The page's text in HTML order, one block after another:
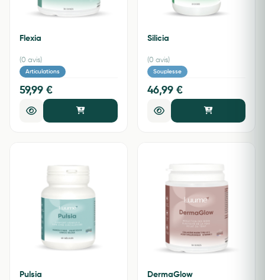
Flexia
(0 avis)
Articulations
59,99 €
Silicia
(0 avis)
Souplesse
46,99 €
Pulsia DermaGlow